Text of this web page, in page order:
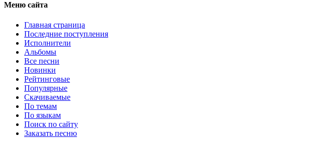
Меню сайта
Главная страница
Последние поступления
Исполнители
Альбомы
Все песни
Новинки
Рейтинговые
Популярные
Скачиваемые
По темам
По языкам
Поиск по сайту
Заказать песню